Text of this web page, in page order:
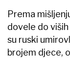
Prema
dovele do
su ruski
brojem djece,